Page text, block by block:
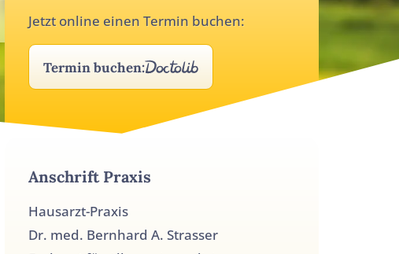
Jetzt online einen Termin buchen:
Termin buchen:
Anschrift Praxis
Hausarzt-Praxis
Dr. med. Bernhard A. Strasser